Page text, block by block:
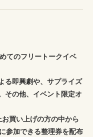
てのフリートークイベ
る即興劇や、サプライズ
その他、イベント限定オ
買い上げの方の中から
参加できる整理券を配布